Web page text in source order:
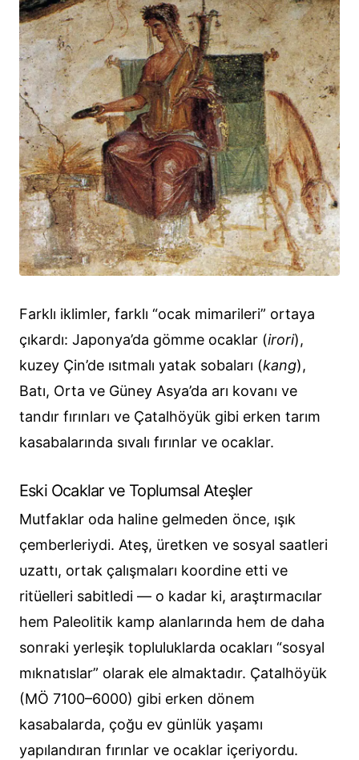
Farklı iklimler, farklı “ocak mimarileri” ortaya
çıkardı: Japonya’da gömme ocaklar (irori),
kuzey Çin’de ısıtmalı yatak sobaları (kang),
Batı, Orta ve Güney Asya’da arı kovanı ve
tandır fırınları ve Çatalhöyük gibi erken tarım
kasabalarında sıvalı fırınlar ve ocaklar.
Eski Ocaklar ve Toplumsal Ateşler
Mutfaklar oda haline gelmeden önce, ışık
çemberleriydi. Ateş, üretken ve sosyal saatleri
uzattı, ortak çalışmaları koordine etti ve
ritüelleri sabitledi — o kadar ki, araştırmacılar
hem Paleolitik kamp alanlarında hem de daha
sonraki yerleşik topluluklarda ocakları “sosyal
mıknatıslar” olarak ele almaktadır. Çatalhöyük
(MÖ 7100–6000) gibi erken dönem
kasabalarda, çoğu ev günlük yaşamı
yapılandıran fırınlar ve ocaklar içeriyordu.